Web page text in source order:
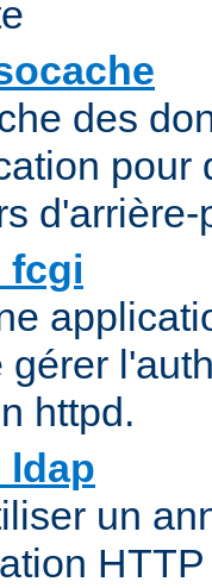
des
pour
d'arrière-
gérer
httpd.
un